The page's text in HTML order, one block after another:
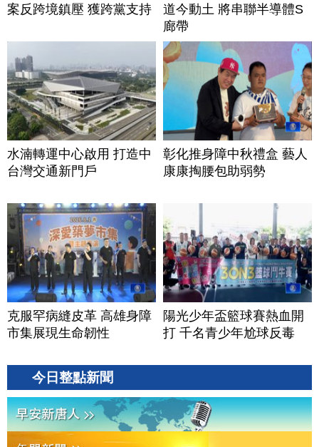
案反跨境鎮壓 獲跨黨支持
道今動土 將串聯半導體S
廊帶
水湳轉運中心啟用 打造中
台灣交通新門戶
彰化推身障中秋禮盒 藝人
康康掏腰包助弱勢
克服罕病縫皮革 高雄身障
市集展現生命韌性
陽光少年盃籃球賽熱血開
打 千名青少年尬球反毒
今日整點新聞